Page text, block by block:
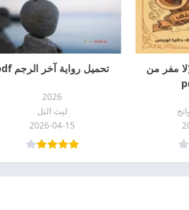
مفر من
تحميل رواية آخر الرجم pdf
2026
ليث التل
2026-04-15